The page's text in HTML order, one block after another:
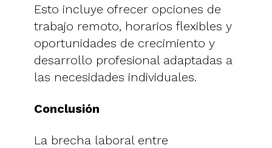
Esto incluye ofrecer opciones de
trabajo remoto, horarios flexibles y
oportunidades de crecimiento y
desarrollo profesional adaptadas a
las necesidades individuales.
Conclusión
La brecha laboral entre